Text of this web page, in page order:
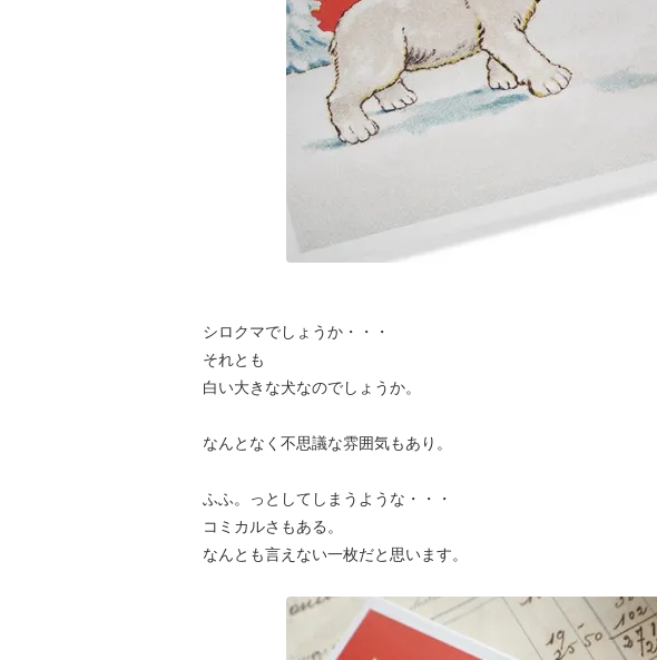
シロクマでしょうか・・・
それとも
白い大きな犬なのでしょうか。
なんとなく不思議な雰囲気もあり。
ふふ。っとしてしまうような・・・
コミカルさもある。
なんとも言えない一枚だと思います。